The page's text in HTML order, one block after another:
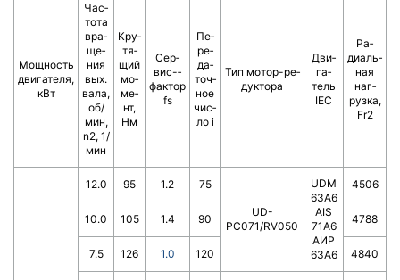
Мощ­ность
двигателя,
кВт
Час­
то­та
вра­
ще­
ния
вых.
вала,
об/
мин,
n2, 1/
мин
Кру­
тя­
щий
мо­
ме­
нт,
Нм
Сер­
вис-­
фактор
fs
Пе­
ре­
да­
точ­
ное
чис­
ло i
Тип мотор-­ре­
дук­то­ра
Дви­
га­
тель
IEC
Ра­
диаль­
ная
наг­
руз­ка,
Fr2
12.0 95 1.2 75
UD-
PC071/RV050
UDM
63A6
AIS
71A6
АИР
63A6
4506
10.0 105 1.4 90 4788
7.5 126 1.0 120 4840